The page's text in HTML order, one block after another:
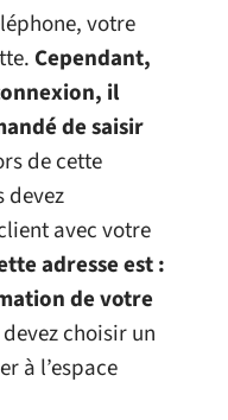
votre
Cependant,
il
de saisir
de cette
devez
avec votre
adresse est :
de votre
choisir un
à l’espace